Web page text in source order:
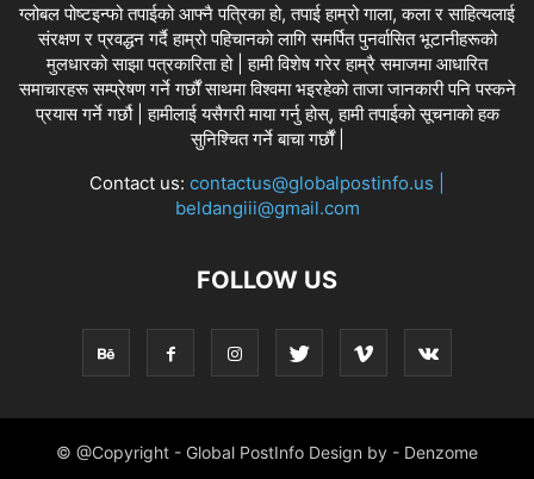
ग्लोबल पोष्टइन्फो तपाईको आफ्नै पत्रिका हो, तपाई हाम्रो गाला, कला र साहित्यलाई
संरक्षण र प्रवद्धन गर्दै हाम्रो पहिचानको लागि समर्पित पुनर्वासित भूटानीहरूको
मुलधारको साझा पत्रकारिता हो | हामी विशेष गरेर हाम्रै समाजमा आधारित
समाचारहरू सम्प्रेषण गर्ने गर्छौं साथमा विश्वमा भइरहेको ताजा जानकारी पनि पस्कने
प्रयास गर्ने गर्छौ | हामीलाई यसैगरी माया गर्नु होस्, हामी तपाईको सूचनाको हक
सुनिश्चित गर्ने बाचा गर्छौं |
Contact us: contactus@globalpostinfo.us |
beldangiii@gmail.com
FOLLOW US
© @Copyright - Global PostInfo Design by - Denzome